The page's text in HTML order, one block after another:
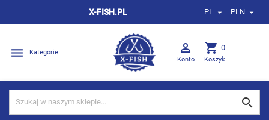
X-FISH.PL PL  PLN 
 Kategorie 
Konto
shopping_cart 0
Koszyk
